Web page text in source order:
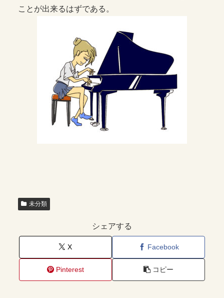
ことが出来るはずである。
未分類
シェアする
X Facebook
Pinterest コピー